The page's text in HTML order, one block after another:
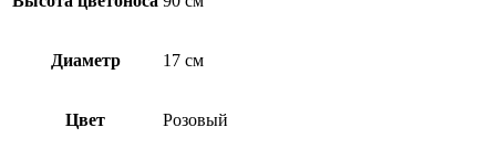
Диаметр 17 см
Цвет Розовый